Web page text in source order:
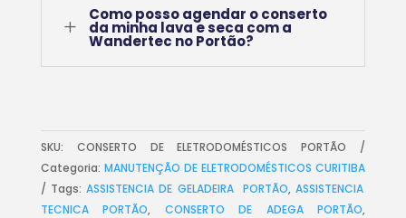
L
Como posso agendar o conserto
da minha lava e seca com a
Wandertec no Portão?
SKU: CONSERTO DE ELETRODOMÉSTICOS PORTÃO
Categoria: MANUTENÇÃO DE ELETRODOMÉSTICOS CURITIBA
Tags:ASSISTENCIA DE GELADEIRA PORTÃO,ASSISTENCIA
TECNICA PORTÃO, CONSERTO DE ADEGA PORTÃO,